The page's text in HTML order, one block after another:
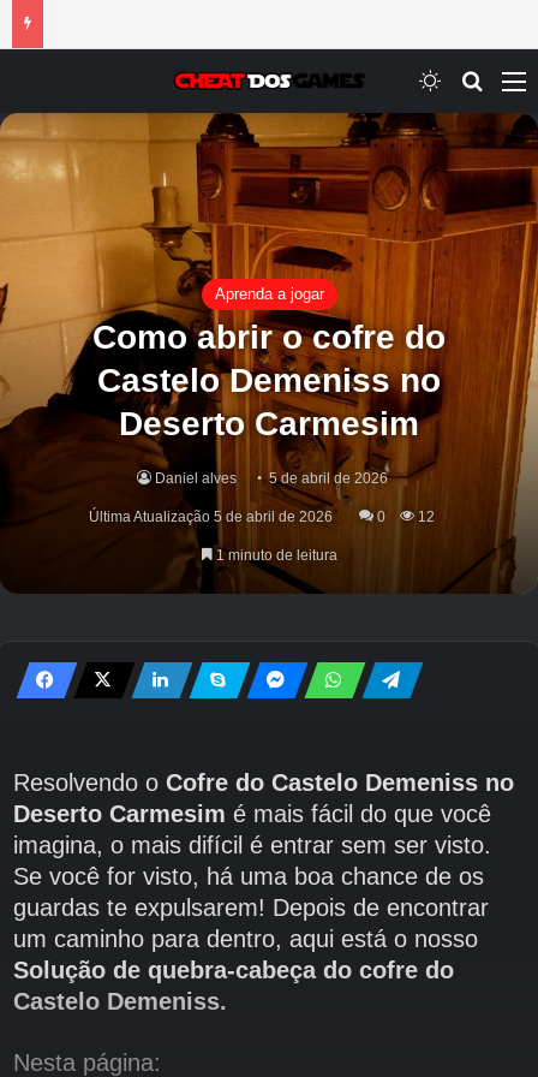
Switch skin
Aprenda a jogar
Como abrir o cofre do
Castelo Demeniss no
Deserto Carmesim
Daniel alves 5 de abril de 2026
Última Atualização 5 de abril de 2026 0 12
1 minuto de leitura
Resolvendo o Cofre do Castelo Demeniss no
Deserto Carmesim é mais fácil do que você
imagina, o mais difícil é entrar sem ser visto.
Se você for visto, há uma boa chance de os
guardas te expulsarem! Depois de encontrar
um caminho para dentro, aqui está o nosso
Solução de quebra-cabeça do cofre do
Castelo Demeniss.
Nesta página: